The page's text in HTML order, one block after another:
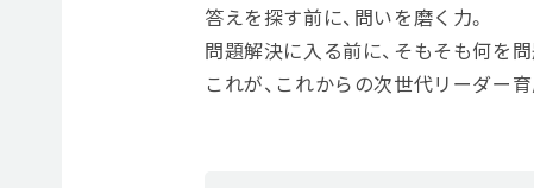
答えを探す前に、問いを磨く力。
問題解決に入る前に、そもそも何を
これが、これからの次世代リーダー